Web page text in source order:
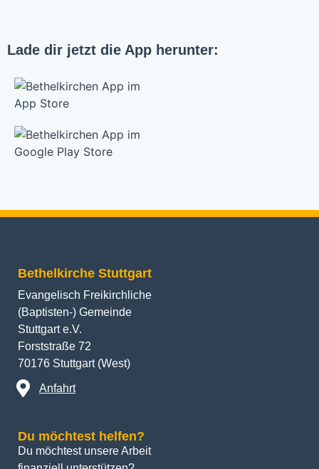
Lade dir jetzt die App herunter:
Bethelkirche Stuttgart
Evangelisch Freikirchliche
(Baptisten-) Gemeinde
Stuttgart e.V.
Forststraße 72
70176 Stuttgart (West)
Anfahrt
Du möchtest helfen?
Du möchtest unsere Arbeit